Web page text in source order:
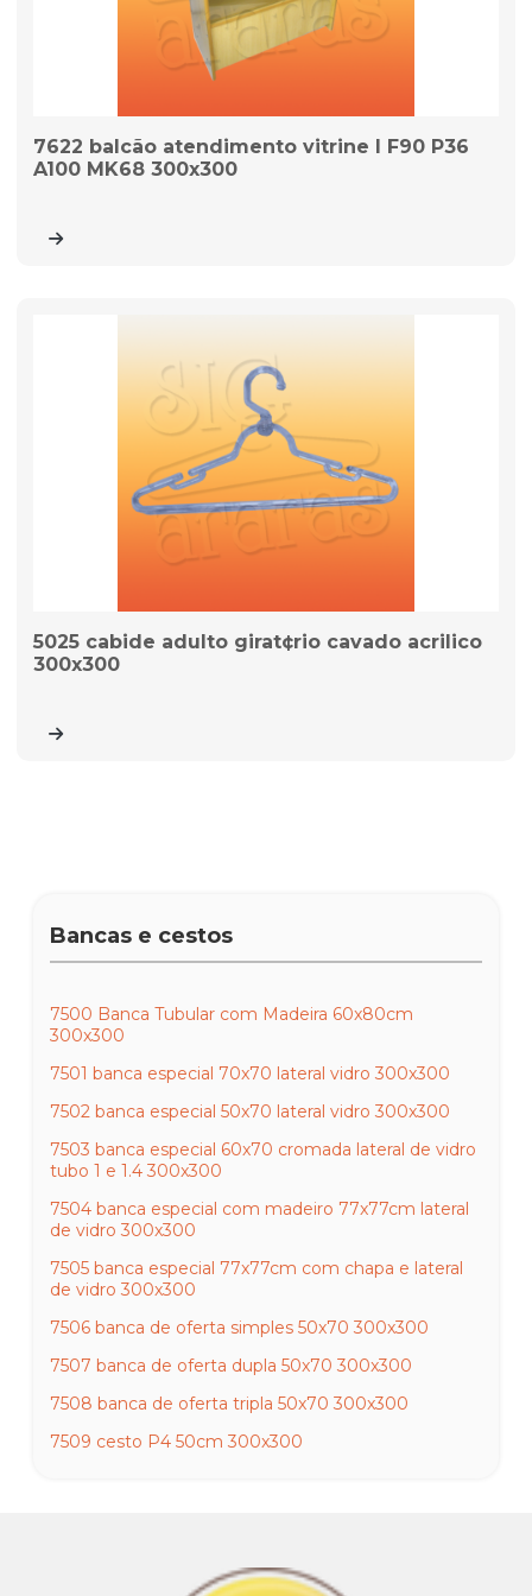
7622 balcão atendimento vitrine I F90 P36
A100 MK68 300x300
5025 cabide adulto girat¢rio cavado acrilico
300x300
Bancas e cestos
7500 Banca Tubular com Madeira 60x80cm
300x300
7501 banca especial 70x70 lateral vidro 300x300
7502 banca especial 50x70 lateral vidro 300x300
7503 banca especial 60x70 cromada lateral de vidro
tubo 1 e 1.4 300x300
7504 banca especial com madeiro 77x77cm lateral
de vidro 300x300
7505 banca especial 77x77cm com chapa e lateral
de vidro 300x300
7506 banca de oferta simples 50x70 300x300
7507 banca de oferta dupla 50x70 300x300
7508 banca de oferta tripla 50x70 300x300
7509 cesto P4 50cm 300x300